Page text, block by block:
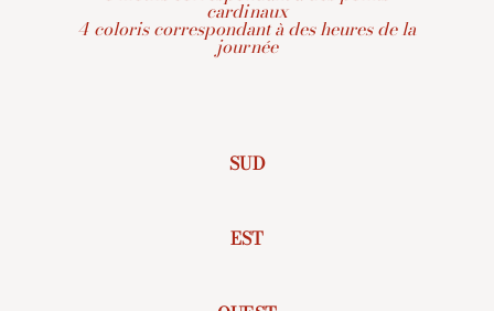
cardinaux
4 coloris correspondant à des heures de la
journée
SUD
EST